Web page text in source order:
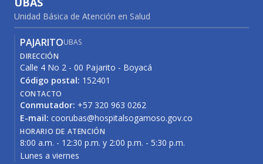
Unidad Básica de Atención en Salud
PAJARITOUBAS
DIRECCIÓN
Calle 4 No 2 - 00 Pajarito - Boyacá
Código postal: 152401
CONTACTO
Conmutador: +57 320 963 0262
E-mail: coorubas@hospitalsogamoso.gov.co
HORARIO DE ATENCIÓN
8:00 a.m. - 12:30 p.m. y 2:00 p.m. - 5:30 p.m.
Lunes a viernes